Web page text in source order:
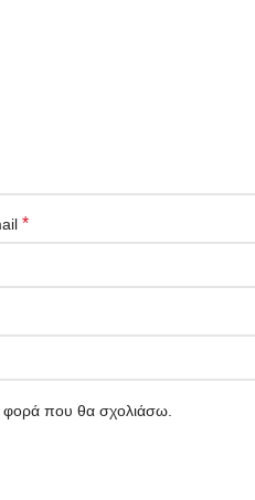
*
φορά που θα σχολιάσω.